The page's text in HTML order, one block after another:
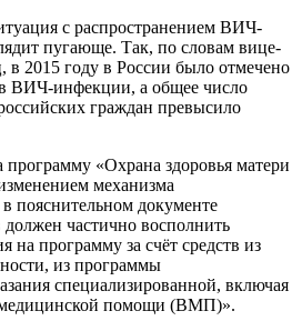
с распространением ВИЧ-
пугающе. Так, по словам вице-
в 2015 году в России было отмечено
ВИЧ-инфекции, а общее число
граждан превысило
«Охрана здоровья матери
механизма
пояснительном документе
частично восполнить
на программу за счёт средств из
из программы
специализированной, включая
помощи (ВМП)».